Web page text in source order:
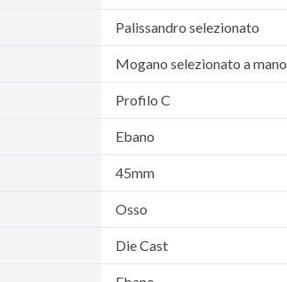
Palissandro selezionato
Mogano selezionato a mano
Profilo C
Ebano
45mm
Osso
Die Cast